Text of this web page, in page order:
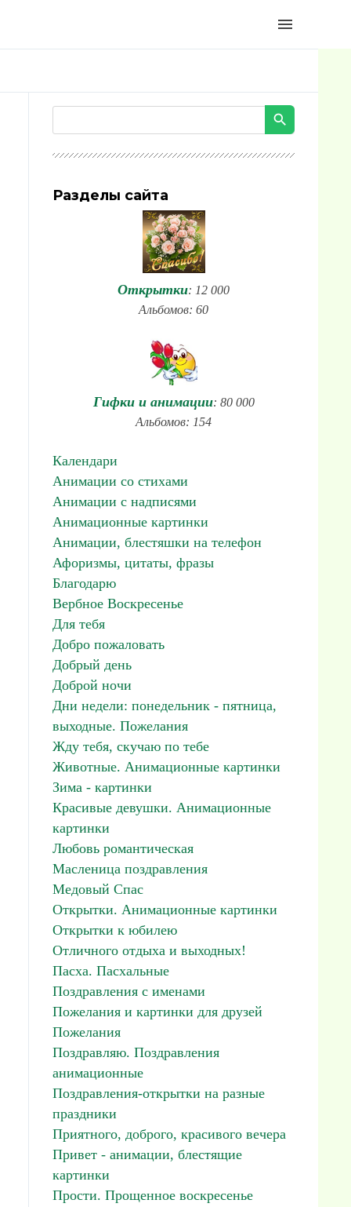
menu
Разделы сайта
Открытки: 12 000
Альбомов: 60
Гифки и анимации: 80 000
Альбомов: 154
Календари
Анимации со стихами
Анимации с надписями
Анимационные картинки
Анимации, блестяшки на телефон
Афоризмы, цитаты, фразы
Благодарю
Вербное Воскресенье
Для тебя
Добро пожаловать
Добрый день
Доброй ночи
Дни недели: понедельник - пятница,
выходные. Пожелания
Жду тебя, скучаю по тебе
Животные. Анимационные картинки
Зима - картинки
Красивые девушки. Анимационные
картинки
Любовь романтическая
Масленица поздравления
Медовый Спас
Открытки. Анимационные картинки
Открытки к юбилею
Отличного отдыха и выходных!
Пасха. Пасхальные
Поздравления с именами
Пожелания и картинки для друзей
Пожелания
Поздравляю. Поздравления
анимационные
Поздравления-открытки на разные
праздники
Приятного, доброго, красивого вечера
Привет - анимации, блестящие
картинки
Прости. Прощенное воскресенье